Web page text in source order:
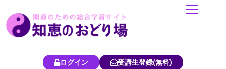
容
ログイン 受講生登録(無料)